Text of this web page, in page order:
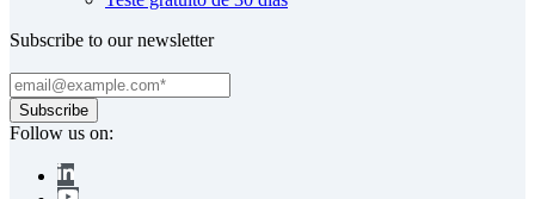
Subscribe to our newsletter
Follow us on: